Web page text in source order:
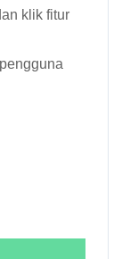
klik fitur